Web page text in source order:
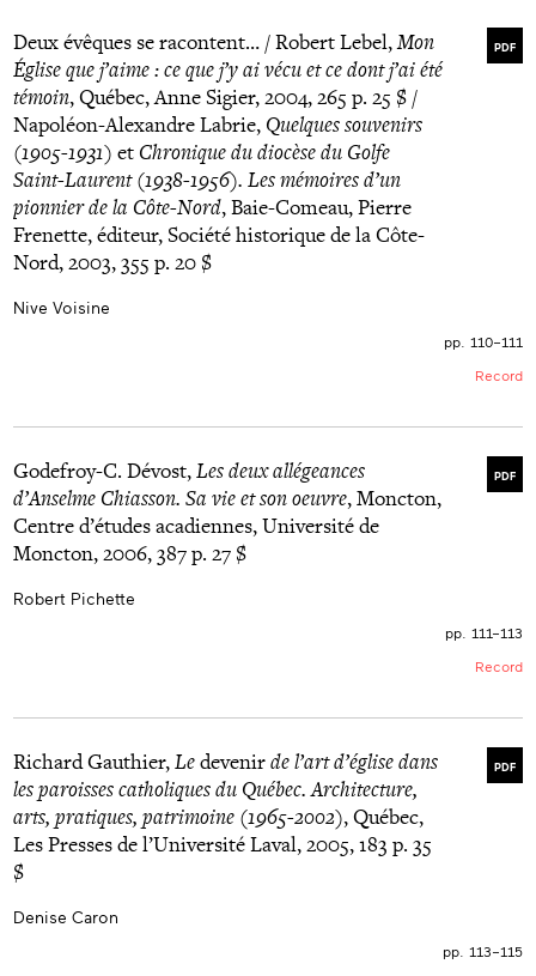
PDF
Deux évêques se racontent… / Robert Lebel,Mon
Église que j’aime : ce que j’y ai vécu et ce dont j’ai été
témoin, Québec, Anne Sigier, 2004, 265 p. 25 $ /
Napoléon-Alexandre Labrie, Quelques souvenirs
(1905-1931) et Chronique du diocèse du Golfe
Saint-Laurent (1938-1956). Les mémoires d’un
pionnier de la Côte-Nord, Baie-Comeau, Pierre
Frenette, éditeur, Société historique de la Côte-
Nord, 2003, 355 p. 20 $
Nive Voisine
pp. 110–111
Record
PDF
Godefroy-C. Dévost,Les deux allégeances
d’Anselme Chiasson. Sa vie et son oeuvre, Moncton,
Centre d’études acadiennes, Université de
Moncton, 2006, 387 p. 27 $
Robert Pichette
pp. 111–113
Record
PDF
Richard Gauthier,Ledevenirde l’art d’église dans
les paroisses catholiques du Québec. Architecture,
arts, pratiques, patrimoine (1965-2002), Québec,
Les Presses de l’Université Laval, 2005, 183 p. 35
$
Denise Caron
pp. 113–115